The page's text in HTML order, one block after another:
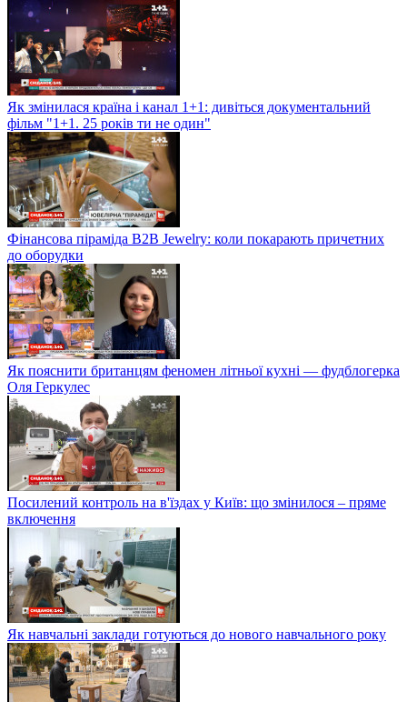
Як змінилася країна і канал 1+1: дивіться документальний
фільм "1+1. 25 років ти не один"
Фінансова піраміда B2B Jewelry: коли покарають причетних
до оборудки
Як пояснити британцям феномен літньої кухні — фудблогерка
Оля Геркулес
Посилений контроль на в'їздах у Київ: що змінилося – пряме
включення
Як навчальні заклади готуються до нового навчального року